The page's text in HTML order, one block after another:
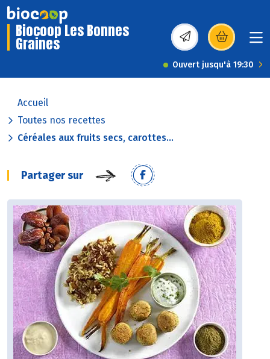
Biocoop Les Bonnes
Graines (s’ouvre dans une
Ouvert jusqu'à 19:30
Accueil
Toutes nos recettes
Céréales aux fruits secs, carottes...
Partager sur